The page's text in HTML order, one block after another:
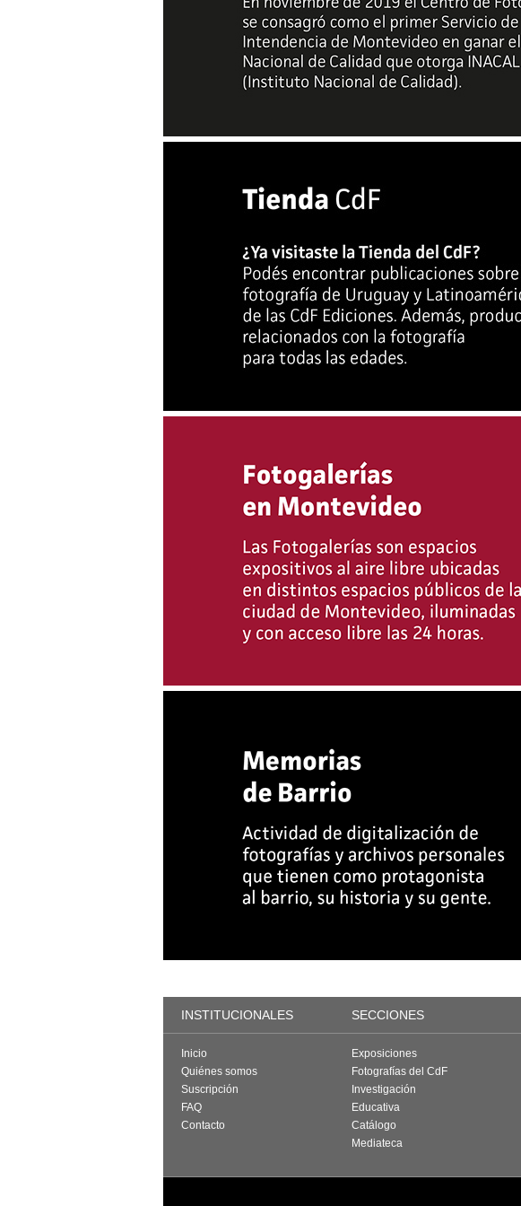
INSTITUCIONALES SECCIONES
Inicio
Quiénes somos
Suscripción
FAQ
Contacto
Exposiciones
Fotografías del CdF
Investigación
Educativa
Catálogo
Mediateca